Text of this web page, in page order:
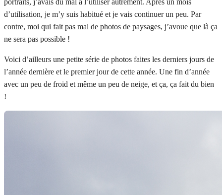
portraits, j’avais du mal à l’utiliser autrement. Après un mois
d’utilisation, je m’y suis habitué et je vais continuer un peu. Par
contre, moi qui fait pas mal de photos de paysages, j’avoue que là ça
ne sera pas possible !
Voici d’ailleurs une petite série de photos faites les derniers jours de
l’année dernière et le premier jour de cette année. Une fin d’année
avec un peu de froid et même un peu de neige, et ça, ça fait du bien
!